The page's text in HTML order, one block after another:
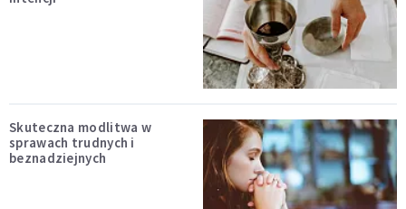
Skuteczna modlitwa w
sprawach trudnych i
beznadziejnych